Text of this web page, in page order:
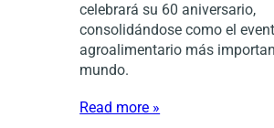
celebrará su 60 aniversario,
consolidándose como el
agroalimentario más
mundo.
Read more »